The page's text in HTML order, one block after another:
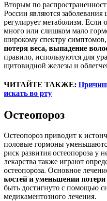
Вторым по
России являются
регулирует метаболизм. Если
много или слишком мало
широкому спектру симптомов,
потеря веса, выпадение
правило, используются для
щитовидной железы и
ЧИТАЙТЕ ТАКЖЕ:
искать во рту
Остеопороз
Остеопороз приводит к
половые гормоны
риск развития остеопороза у
лекарства также играют
остеопороза. Основное
костей и уменьшении
быть достигнуто с помощью
медикаментозного лечения.